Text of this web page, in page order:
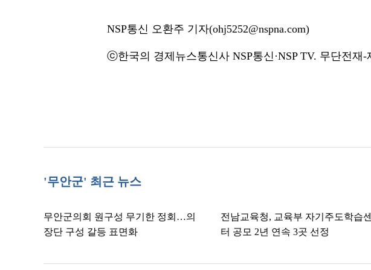
NSP통신 오환주 기자(ohj5252@nspna.com)
ⓒ한국의 경제뉴스통신사 NSP통신·NSP TV. 무단전재-
'무안군' 최근 뉴스
무안군의회 원구성 무기한 정회…의
장단 구성 갈등 표면화
전남교육청, 교육부 자기주도학습센
터 공모 2년 연속 3곳 선정